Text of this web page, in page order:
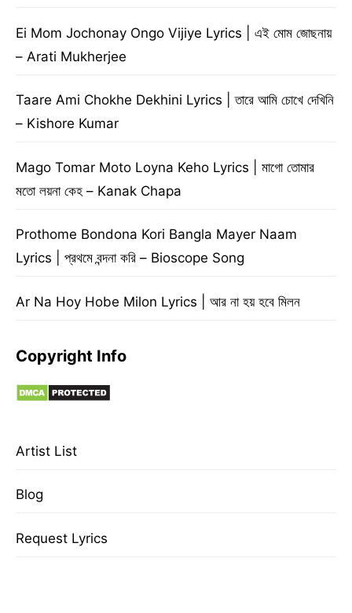
Ei Mom Jochonay Ongo Vijiye Lyrics | এই মোম জোছনায়
– Arati Mukherjee
Taare Ami Chokhe Dekhini Lyrics | তারে আমি চোখে দেখিনি
– Kishore Kumar
Mago Tomar Moto Loyna Keho Lyrics | মাগো তোমার
মতো লয়না কেহ – Kanak Chapa
Prothome Bondona Kori Bangla Mayer Naam
Lyrics | প্রথমে বন্দনা করি – Bioscope Song
Ar Na Hoy Hobe Milon Lyrics | আর না হয় হবে মিলন
Copyright Info
Artist List
Blog
Request Lyrics